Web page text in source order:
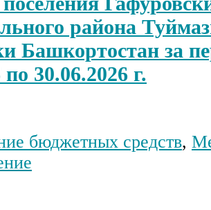
района
Башкортостан за
30.06.2026 г.
бюджетных средств,